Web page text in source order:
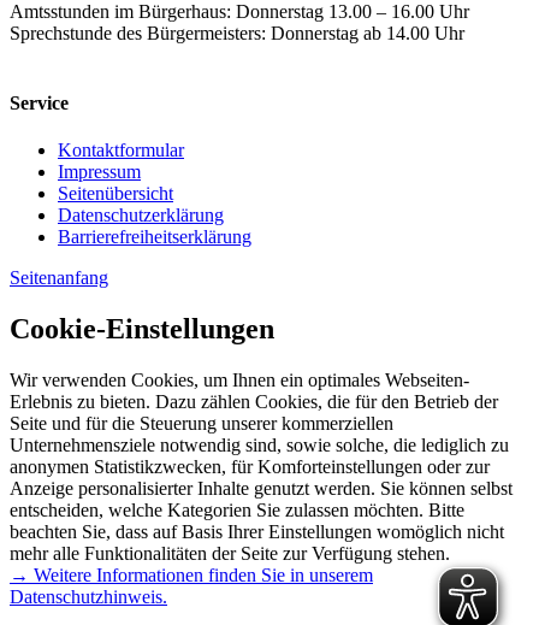
Amtsstunden im Bürgerhaus: Donnerstag 13.00 – 16.00 Uhr
Sprechstunde des Bürgermeisters: Donnerstag ab 14.00 Uhr
Service
Kontaktformular
Impressum
Seitenübersicht
Datenschutzerklärung
Barrierefreiheitserklärung
Seitenanfang
Cookie-Einstellungen
Wir verwenden Cookies, um Ihnen ein optimales Webseiten-
Erlebnis zu bieten. Dazu zählen Cookies, die für den Betrieb der
Seite und für die Steuerung unserer kommerziellen
Unternehmensziele notwendig sind, sowie solche, die lediglich zu
anonymen Statistikzwecken, für Komforteinstellungen oder zur
Anzeige personalisierter Inhalte genutzt werden. Sie können selbst
entscheiden, welche Kategorien Sie zulassen möchten. Bitte
beachten Sie, dass auf Basis Ihrer Einstellungen womöglich nicht
mehr alle Funktionalitäten der Seite zur Verfügung stehen.
→ Weitere Informationen finden Sie in unserem
Datenschutzhinweis.